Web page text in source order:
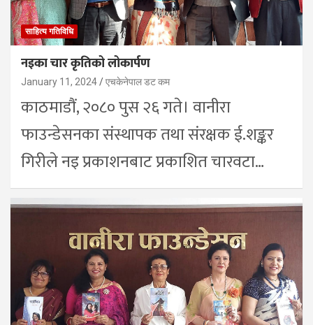
साहित्य गतिविधि
नइका चार कृतिको लोकार्पण
January 11, 2024 एचकेनेपाल डट कम
काठमाडौं, २०८० पुस २६ गते। वानीरा
फाउन्डेसनका संस्थापक तथा संरक्षक ई.शङ्कर
गिरीले नइ प्रकाशनबाट प्रकाशित चारवटा…